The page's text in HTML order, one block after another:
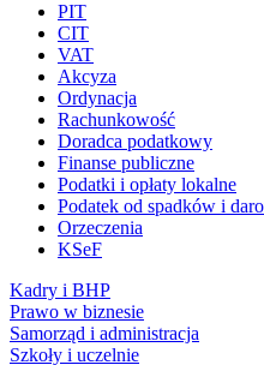
PIT
CIT
VAT
Akcyza
Ordynacja
Rachunkowość
Doradca podatkowy
Finanse publiczne
Podatki i opłaty lokalne
Podatek od spadków i
Orzeczenia
KSeF
Kadry i BHP
Prawo w biznesie
Samorząd i administracja
Szkoły i uczelnie